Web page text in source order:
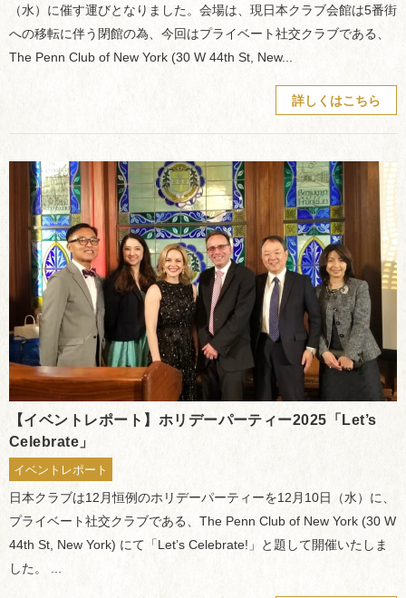
（水）に催す運びとなりました。会場は、現日本クラブ会館は5番街
への移転に伴う閉館の為、今回はプライベート社交クラブである、
The Penn Club of New York (30 W 44th St, New...
詳しくはこちら
【イベントレポート】ホリデーパーティー2025「Let’s
Celebrate」
イベントレポート
日本クラブは12月恒例のホリデーパーティーを12月10日（水）に、
プライベート社交クラブである、The Penn Club of New York (30 W
44th St, New York) にて「Let’s Celebrate!」と題して開催いたしま
した。 ...